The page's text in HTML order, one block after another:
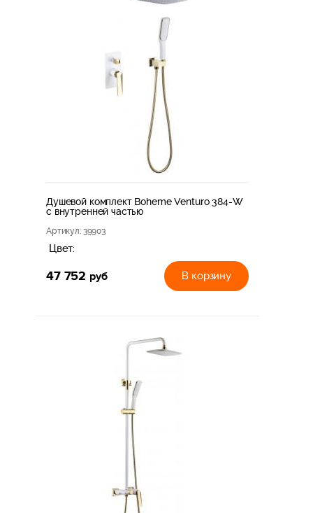
Душевой комплект Boheme Venturo 384-W
с внутренней частью
Артикул: 39903
Цвет:
47 752 руб В корзину